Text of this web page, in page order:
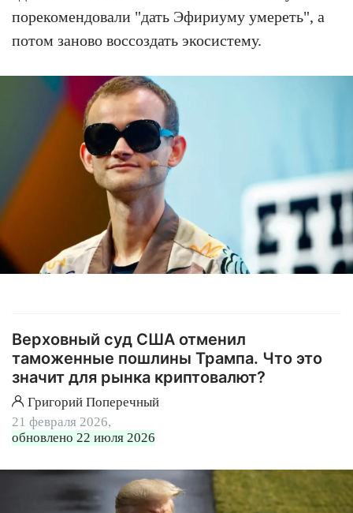
порекомендовали "дать Эфириуму умереть", а
потом заново воссоздать экосистему.
Верховный суд США отменил
таможенные пошлины Трампа. Что это
значит для рынка криптовалют?
Григорий Поперечный
21 февраля 2026,
обновлено 22 июля 2026